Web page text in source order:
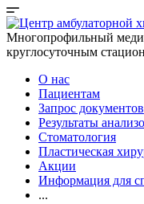
Многопрофильный
круглосуточным
О нас
Пациентам
Запрос документов
Результаты
Стоматология
Пластическая
Акции
Информация для
...